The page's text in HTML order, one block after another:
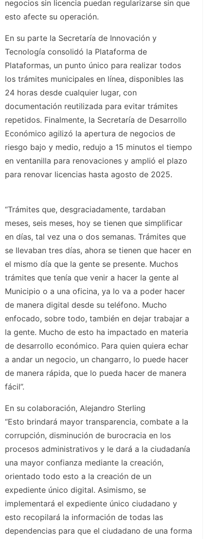
negocios sin licencia puedan regularizarse sin que
esto afecte su operación.
En su parte la Secretaría de Innovación y
Tecnología consolidó la Plataforma de
Plataformas, un punto único para realizar todos
los trámites municipales en línea, disponibles las
24 horas desde cualquier lugar, con
documentación reutilizada para evitar trámites
repetidos. Finalmente, la Secretaría de Desarrollo
Económico agilizó la apertura de negocios de
riesgo bajo y medio, redujo a 15 minutos el tiempo
en ventanilla para renovaciones y amplió el plazo
para renovar licencias hasta agosto de 2025.
“Trámites que, desgraciadamente, tardaban
meses, seis meses, hoy se tienen que simplificar
en días, tal vez una o dos semanas. Trámites que
se llevaban tres días, ahora se tienen que hacer en
el mismo día que la gente se presente. Muchos
trámites que tenía que venir a hacer la gente al
Municipio o a una oficina, ya lo va a poder hacer
de manera digital desde su teléfono. Mucho
enfocado, sobre todo, también en dejar trabajar a
la gente. Mucho de esto ha impactado en materia
de desarrollo económico. Para quien quiera echar
a andar un negocio, un changarro, lo puede hacer
de manera rápida, que lo pueda hacer de manera
fácil”.
En su colaboración, Alejandro Sterling
“Esto brindará mayor transparencia, combate a la
corrupción, disminución de burocracia en los
procesos administrativos y le dará a la ciudadanía
una mayor confianza mediante la creación,
orientado todo esto a la creación de un
expediente único digital. Asimismo, se
implementará el expediente único ciudadano y
esto recopilará la información de todas las
dependencias para que el ciudadano de una forma